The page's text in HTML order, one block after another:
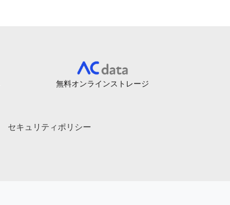
無料オンラインストレージ
セキュリティポリシー